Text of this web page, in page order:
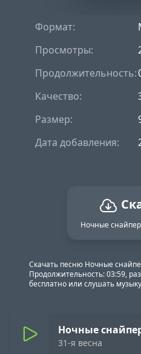
Формат:
Просмотры:
Продолжительность:
Качество:
Размер:
Дата добавления:
Ночные
Скачать песню Ночные
Продолжительность: 03:59,
бесплатно или слушать
Ночные
31-я весна